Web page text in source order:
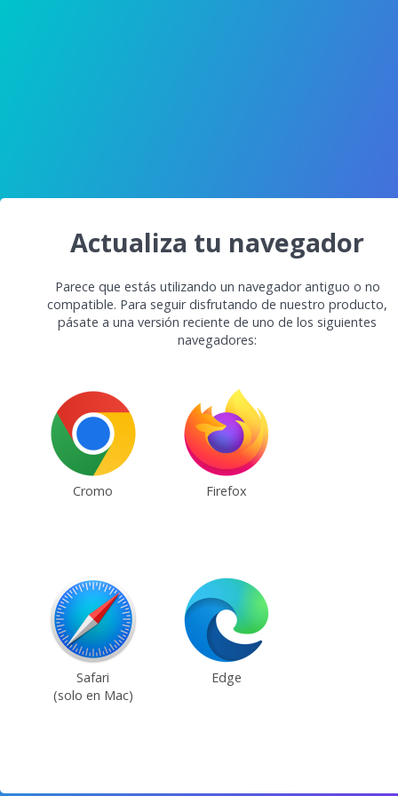
Actualiza tu navegador
Parece que estás utilizando un navegador antiguo o no
compatible. Para seguir disfrutando de nuestro producto,
pásate a una versión reciente de uno de los siguientes
navegadores:
Cromo Firefox
Safari
(solo en Mac)
Edge